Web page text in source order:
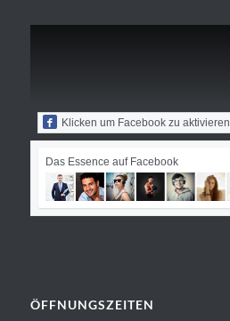
Klicken um Facebook zu aktivieren
Das Essence auf Facebook
ÖFFNUNGSZEITEN